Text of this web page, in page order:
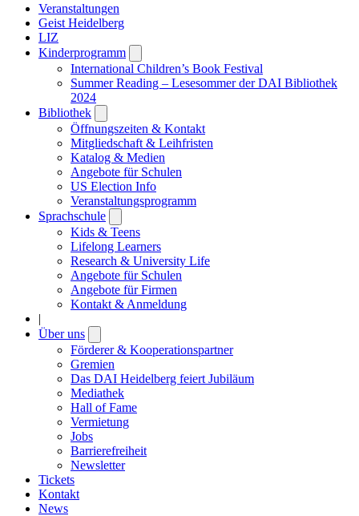
Veranstaltungen
Geist Heidelberg
LIZ
Kinderprogramm
submenu
International Children’s Book Festival
Summer Reading – Lesesommer der DAI Bibliothek
2024
Bibliothek
submenu
Öffnungszeiten & Kontakt
Mitgliedschaft & Leihfristen
Katalog & Medien
Angebote für Schulen
US Election Info
Veranstaltungsprogramm
Sprachschule
submenu
Kids & Teens
Lifelong Learners
Research & University Life
Angebote für Schulen
Angebote für Firmen
Kontakt & Anmeldung
|
Über uns
submenu
Förderer & Kooperationspartner
Gremien
Das DAI Heidelberg feiert Jubiläum
Mediathek
Hall of Fame
Vermietung
Jobs
Barrierefreiheit
Newsletter
Tickets
Kontakt
News